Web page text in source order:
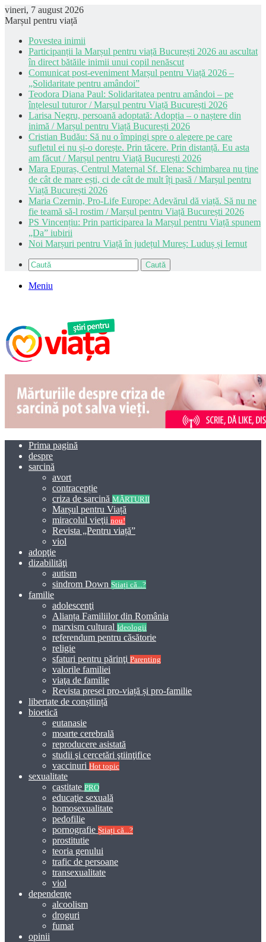
vineri, 7 august 2026
Marșul pentru viață
Povestea inimii
Participanții la Marșul pentru viață București 2026 au ascultat
în direct bătăile inimii unui copil nenăscut
Comunicat post-eveniment Marșul pentru Viață 2026 –
„Solidaritate pentru amândoi”
Teodora Diana Paul: Solidaritatea pentru amândoi – pe
înțelesul tuturor / Marșul pentru Viață București 2026
Larisa Negru, persoană adoptată: Adopția – o naștere din
inimă / Marșul pentru Viață București 2026
Cristian Budău: Să nu o împingi spre o alegere pe care
sufletul ei nu și-o dorește. Prin tăcere. Prin distanță. Eu asta
am făcut / Marșul pentru Viață București 2026
Mara Epuraș, Centrul Maternal Sf. Elena: Schimbarea nu ține
de cât de mare ești, ci de cât de mult îți pasă / Marșul pentru
Viață București 2026
Maria Czernin, Pro-Life Europe: Adevărul dă viață. Să nu ne
fie teamă să-l rostim / Marșul pentru Viață București 2026
PS Vincențiu: Prin participarea la Marșul pentru Viață spunem
„Da” iubirii
Noi Marșuri pentru Viață în județul Mureș: Luduș și Iernut
Caută
Meniu
Prima pagină
despre
sarcină
avort
contracepție
criza de sarcină MĂRTURII
Marșul pentru Viață
miracolul vieţii nou!
Revista „Pentru viață”
viol
adopţie
dizabilităţi
autism
sindrom Down Știați că...?
familie
adolescenţi
Alianța Familiilor din România
marxism cultural Ideologii
referendum pentru căsătorie
religie
sfaturi pentru părinţi Parenting
valorile familiei
viaţa de familie
Revista presei pro-viață și pro-familie
libertate de conștiință
bioetică
eutanasie
moarte cerebrală
reproducere asistată
studii şi cercetări ştiinţifice
vaccinuri Hot topic
sexualitate
castitate PRO
educaţie sexuală
homosexualitate
pedofilie
pornografie Știați că...?
prostitutie
teoria genului
trafic de persoane
transexualitate
viol
dependenţe
alcoolism
droguri
fumat
opinii